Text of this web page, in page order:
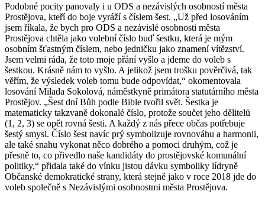
Podobné pocity panovaly i u ODS a nezávislých osobností města
Prostějova, kteří do boje vyráží s číslem šest. „Už před losováním
jsem říkala, že bych pro ODS a nezávislé osobnosti města
Prostějova chtěla jako volební číslo buď šestku, která je mým
osobním šťastným číslem, nebo jedničku jako znamení vítězství.
Jsem velmi ráda, že toto moje přání vyšlo a jdeme do voleb s
šestkou. Krásně nám to vyšlo. A jelikož jsem trošku pověrčivá, tak
věřím, že výsledek voleb tomu bude odpovídat,“ okomentovala
losování Milada Sokolová, náměstkyně primátora statutárního města
Prostějov. „Šest dní Bůh podle Bible tvořil svět. Šestka je
matematicky takzvaně dokonalé číslo, protože součet jeho dělitelů
(1, 2, 3) se opět rovná šesti. A každý z nás přece občas potřebuje
šestý smysl. Číslo šest navíc prý symbolizuje rovnováhu a harmonii,
ale také snahu vykonat něco dobrého a pomoci druhým, což je
přesně to, co přivedlo naše kandidáty do prostějovské komunální
politiky,“ přidala také do vínku jistou dávku symboliky lídryně
Občanské demokratické strany, která stejně jako v roce 2018 jde do
voleb společně s Nezávislými osobnostmi města Prostějova.